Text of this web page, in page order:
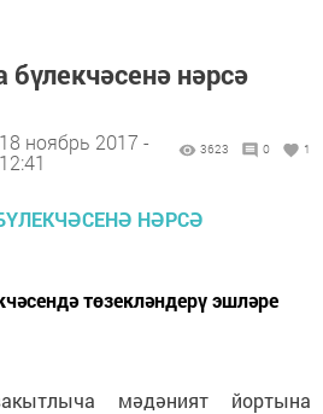
нәрсә
18 ноябрь 2017 -
12:41
3623 0 1
төзекләндерү эшләре
мәдәният йортына